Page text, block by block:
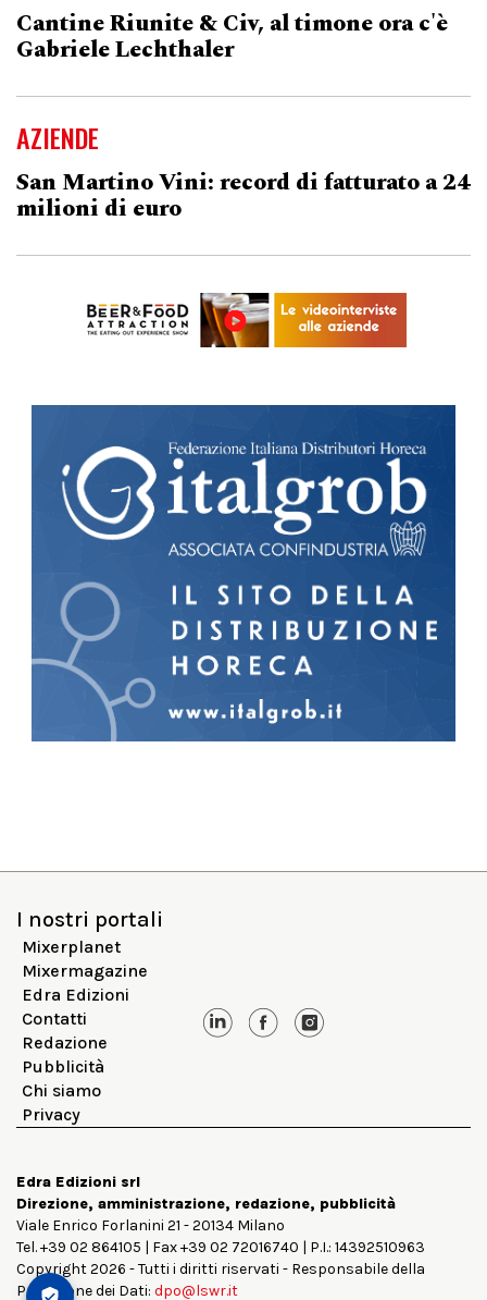
Cantine Riunite & Civ, al timone ora c'è
Gabriele Lechthaler
AZIENDE
San Martino Vini: record di fatturato a 24
milioni di euro
I nostri portali
Mixerplanet
Mixermagazine
Edra Edizioni
Contatti
Redazione
Pubblicità
Chi siamo
Privacy
Edra Edizioni srl
Direzione, amministrazione, redazione, pubblicità
Viale Enrico Forlanini 21 - 20134 Milano
Tel. +39 02 864105 | Fax +39 02 72016740 | P.I.: 14392510963
Copyright 2026 - Tutti i diritti riservati - Responsabile della
Protezione dei Dati: dpo@lswr.it